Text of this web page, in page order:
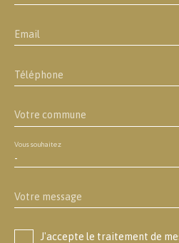
Email
Téléphone
Votre commune
-
Vous souhaitez
Votre message
J'accepte le traitement de